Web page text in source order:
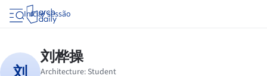
Iniciar sessão